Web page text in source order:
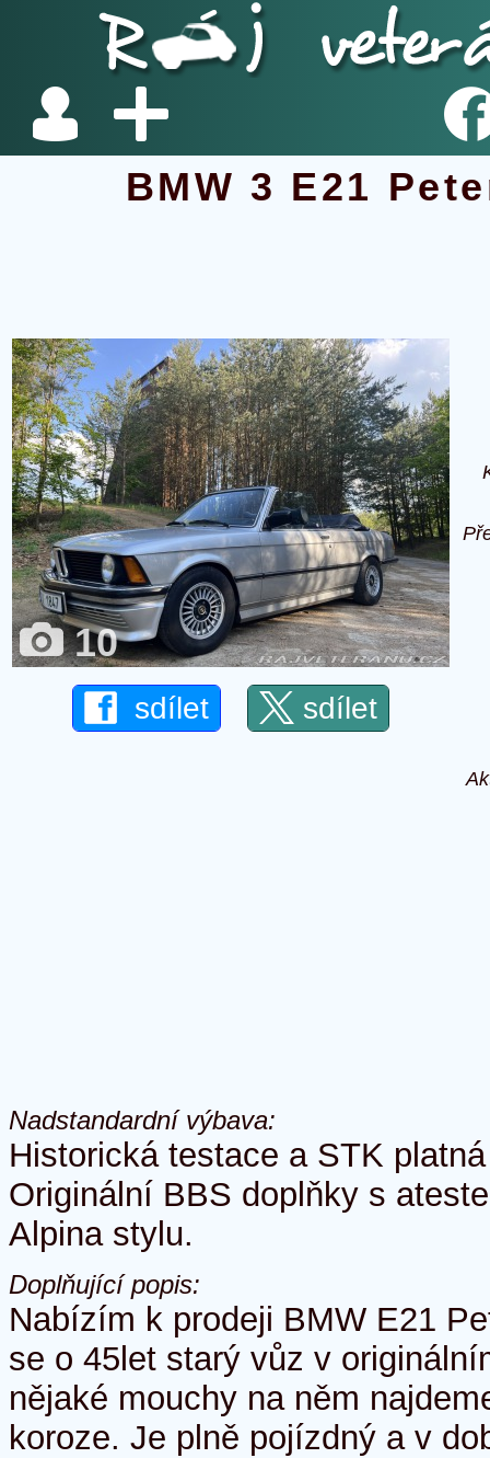
BMW 3 E21
10
sdílet sdílet
Nadstandardní výbava:
Historická testace a STK
Originální BBS doplňky s
Alpina stylu.
Doplňující popis:
Nabízím k prodeji BMW E21
se o 45let starý vůz v
nějaké mouchy na něm
koroze. Je plně pojízdný a v